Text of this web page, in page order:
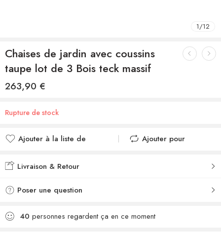
1/12
Chaises de jardin avec coussins
taupe lot de 3 Bois teck massif
263,90 €
Rupture de stock
Ajouter à la liste de
Ajouté à la liste de
Ajouter pour
Livraison & Retour
Poser une question
40 personnes regardent ça en ce moment